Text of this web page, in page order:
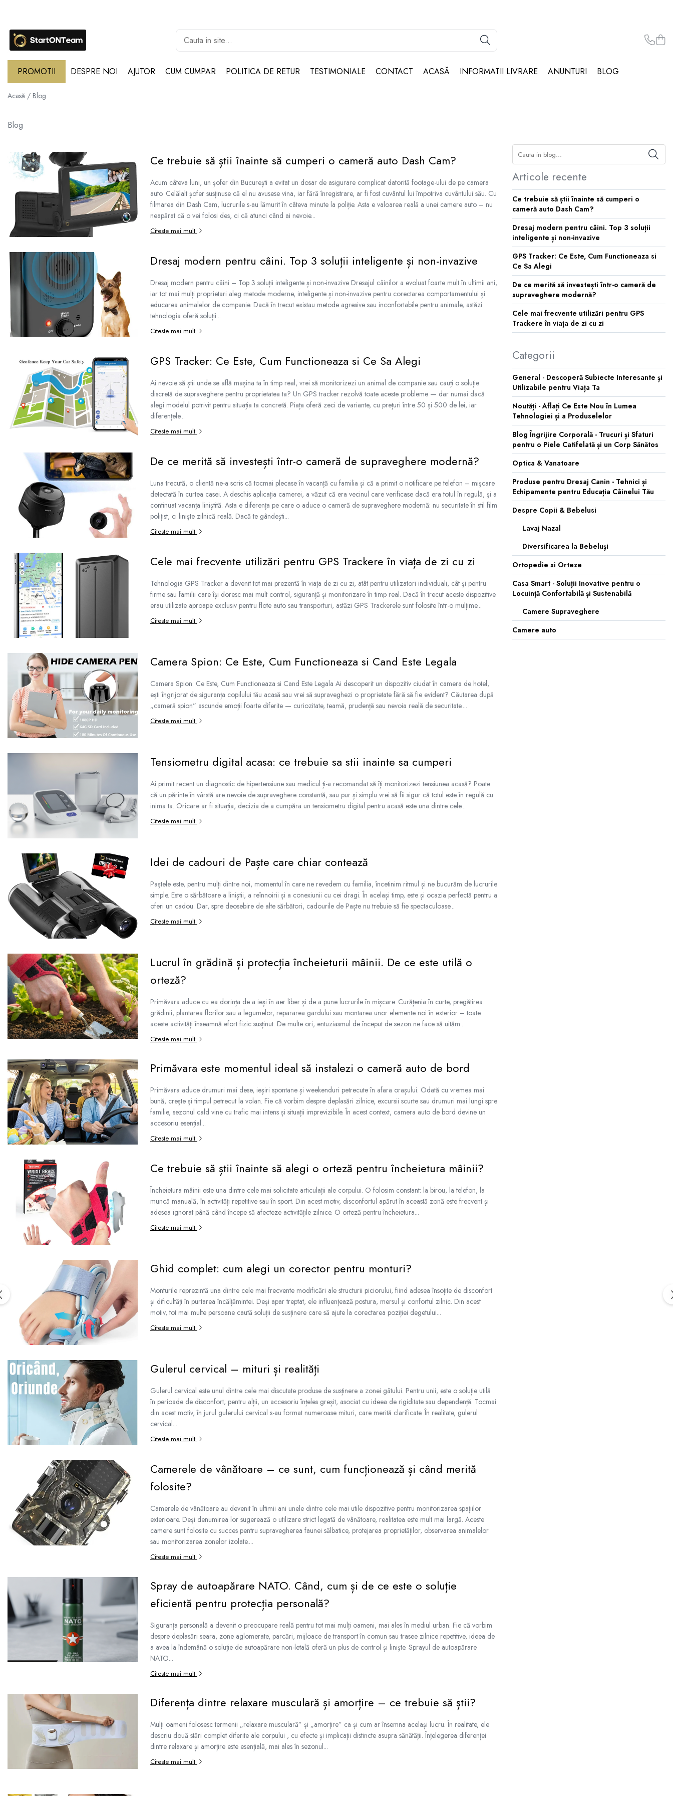
Promotii
Spray de autoaparare
Articole Copii
Jucarii
Irigatoare Nazale
Auto & Moto
GPS Tracker
Camere de Supraveghere
Camera Vanatoare
Camere Auto
Camere Exterior
Camere Spion
Control Acces & Accesorii
Accesorii
Interfoane Video
Dispozitive Ingrijire Corporala
Echipament Dresaj
– Dispozitive Profesionale de
Fluiere Anti-Latrat
Pet Care
Zgarda Electrica
Instrumente Optice
Binocluri Night Vision
Binocluri Optice
Lunete
Monocluri Profesionale
Monocluri Night Vision
Monocluri Optice
Trepiede
Lampi LED Smart
Ortopedie si Orteze
Aparate medicale
Produse ingrijire personala
Suporturi ortopedice si orteze
PROMOTII DESPRE NOI AJUTOR CUM CUMPAR POLITICA DE RETUR TESTIMONIALE CONTACT ACASĂ INFORMATII LIVRARE ANUNTURI BLOG
Acasă / Blog
Blog
Ce trebuie să știi înainte să cumperi o cameră auto Dash Cam?
Acum câteva luni, un șofer din București a evitat un dosar de asigurare complicat datorită footage-ului de pe camera
auto. Celălalt șofer susținuse că el nu avusese vina, iar fără înregistrare, ar fi fost cuvântul lui împotriva cuvântului său. Cu
filmarea din Dash Cam, lucrurile s-au lămurit în câteva minute la poliție. Asta e valoarea reală a unei camere auto – nu
neapărat că o vei folosi des, ci că atunci când ai nevoie...
Citeste mai mult
Dresaj modern pentru câini. Top 3 soluții inteligente și non-invazive
Dresaj modern pentru câini – Top 3 soluții inteligente și non-invazive Dresajul câinilor a evoluat foarte mult în ultimii ani,
iar tot mai mulți proprietari aleg metode moderne, inteligente și non-invazive pentru corectarea comportamentului și
educarea animalelor de companie. Dacă în trecut existau metode agresive sau inconfortabile pentru animale, astăzi
tehnologia oferă soluții...
Citeste mai mult
GPS Tracker: Ce Este, Cum Functioneaza si Ce Sa Alegi
Ai nevoie să știi unde se află mașina ta în timp real, vrei să monitorizezi un animal de companie sau cauți o soluție
discretă de supraveghere pentru proprietatea ta? Un GPS tracker rezolvă toate aceste probleme — dar numai dacă
alegi modelul potrivit pentru situația ta concretă. Piața oferă zeci de variante, cu prețuri între 50 și 500 de lei, iar
diferențele...
Citeste mai mult
De ce merită să investești într-o cameră de supraveghere modernă?
Luna trecută, o clientă ne-a scris că tocmai plecase în vacanță cu familia și că a primit o notificare pe telefon – mișcare
detectată în curtea casei. A deschis aplicația camerei, a văzut că era vecinul care verificase dacă era totul în regulă, și a
continuat vacanța liniștită. Asta e diferența pe care o aduce o cameră de supraveghere modernă: nu securitate în stil film
polițist, ci liniște zilnică reală. Dacă te gândești...
Citeste mai mult
Cele mai frecvente utilizări pentru GPS Trackere în viața de zi cu zi
Tehnologia GPS Tracker a devenit tot mai prezentă în viața de zi cu zi, atât pentru utilizatori individuali, cât și pentru
firme sau familii care își doresc mai mult control, siguranță și monitorizare în timp real. Dacă în trecut aceste dispozitive
erau utilizate aproape exclusiv pentru flote auto sau transporturi, astăzi GPS Trackerele sunt folosite într-o mulțime...
Citeste mai mult
Camera Spion: Ce Este, Cum Functioneaza si Cand Este Legala
Camera Spion: Ce Este, Cum Functioneaza si Cand Este Legala Ai descoperit un dispozitiv ciudat în camera de hotel,
ești îngrijorat de siguranța copilului tău acasă sau vrei să supraveghezi o proprietate fără să fie evident? Căutarea după
„cameră spion" ascunde emoții foarte diferite — curiozitate, teamă, prudență sau nevoia reală de securitate....
Citeste mai mult
Tensiometru digital acasa: ce trebuie sa stii inainte sa cumperi
Ai primit recent un diagnostic de hipertensiune sau medicul ți-a recomandat să îți monitorizezi tensiunea acasă? Poate
că un părinte în vârstă are nevoie de supraveghere constantă, sau pur și simplu vrei să fii sigur că totul este în regulă cu
inima ta. Oricare ar fi situația, decizia de a cumpăra un tensiometru digital pentru acasă este una dintre cele...
Citeste mai mult
Idei de cadouri de Paște care chiar contează
Paștele este, pentru mulți dintre noi, momentul în care ne revedem cu familia, încetinim ritmul și ne bucurăm de lucrurile
simple. Este o sărbătoare a liniștii, a reînnoirii și a conexiunii cu cei dragi. În același timp, este și ocazia perfectă pentru a
oferi un cadou. Dar, spre deosebire de alte sărbători, cadourile de Paște nu trebuie să fie spectaculoase...
Citeste mai mult
Lucrul în grădină și protecția încheieturii mâinii. De ce este utilă o
orteză?
Primăvara aduce cu ea dorința de a ieși în aer liber și de a pune lucrurile în mișcare. Curățenia în curte, pregătirea
grădinii, plantarea florilor sau a legumelor, repararea gardului sau montarea unor elemente noi în exterior – toate
aceste activități înseamnă efort fizic susținut. De multe ori, entuziasmul de început de sezon ne face să uităm...
Citeste mai mult
Primăvara este momentul ideal să instalezi o cameră auto de bord
Primăvara aduce drumuri mai dese, ieșiri spontane și weekenduri petrecute în afara orașului. Odată cu vremea mai
bună, crește și timpul petrecut la volan. Fie că vorbim despre deplasări zilnice, excursii scurte sau drumuri mai lungi spre
familie, sezonul cald vine cu trafic mai intens și situații imprevizibile. În acest context, camera auto de bord devine un
accesoriu esențial...
Citeste mai mult
Ce trebuie să știi înainte să alegi o orteză pentru încheietura mâinii?
Încheietura mâinii este una dintre cele mai solicitate articulații ale corpului. O folosim constant: la birou, la telefon, la
muncă manuală, în activități repetitive sau în sport. Din acest motiv, disconfortul apărut în această zonă este frecvent și
adesea ignorat până când începe să afecteze activitățile zilnice. O orteză pentru încheietura...
Citeste mai mult
Ghid complet: cum alegi un corector pentru monturi?
Monturile reprezintă una dintre cele mai frecvente modificări ale structurii piciorului, fiind adesea însoțite de disconfort
și dificultăți în purtarea încălțămintei. Deși apar treptat, ele influențează postura, mersul și confortul zilnic. Din acest
motiv, tot mai multe persoane caută soluții de susținere care să ajute la corectarea poziției degetului...
Citeste mai mult
Gulerul cervical – mituri și realități
Gulerul cervical este unul dintre cele mai discutate produse de susținere a zonei gâtului. Pentru unii, este o soluție utilă
în perioade de disconfort; pentru alții, un accesoriu înțeles greșit, asociat cu ideea de rigiditate sau dependență. Tocmai
din acest motiv, în jurul gulerului cervical s-au format numeroase mituri, care merită clarificate. În realitate, gulerul
cervical...
Citeste mai mult
Camerele de vânătoare – ce sunt, cum funcționează și când merită
folosite?
Camerele de vânătoare au devenit în ultimii ani unele dintre cele mai utile dispozitive pentru monitorizarea spațiilor
exterioare. Deși denumirea lor sugerează o utilizare strict legată de vânătoare, realitatea este mult mai largă. Aceste
camere sunt folosite cu succes pentru supravegherea faunei sălbatice, protejarea proprietăților, observarea animalelor
sau monitorizarea zonelor izolate....
Citeste mai mult
Spray de autoapărare NATO. Când, cum și de ce este o soluție
eficientă pentru protecția personală?
Siguranța personală a devenit o preocupare reală pentru tot mai mulți oameni, mai ales în mediul urban. Fie că vorbim
despre deplasări seara, zone aglomerate, parcări, mijloace de transport în comun sau trasee zilnice repetitive, ideea de
a avea la îndemână o soluție de autoapărare non-letală oferă un plus de control și liniște. Sprayul de autoapărare
NATO...
Citeste mai mult
Diferența dintre relaxare musculară și amorțire – ce trebuie să știi?
Mulți oameni folosesc termenii „relaxare musculară” și „amorțire” ca și cum ar însemna același lucru. În realitate, ele
descriu două stări complet diferite ale corpului , cu efecte și implicații distincte asupra sănătății. Înțelegerea diferenței
dintre relaxare și amorțire este esențială, mai ales în sezonul...
Citeste mai mult
Articole recente
Ce trebuie să știi înainte să cumperi o
cameră auto Dash Cam?
Dresaj modern pentru câini. Top 3 soluții
inteligente și non-invazive
GPS Tracker: Ce Este, Cum Functioneaza si
Ce Sa Alegi
De ce merită să investești într-o cameră de
supraveghere modernă?
Cele mai frecvente utilizări pentru GPS
Trackere în viața de zi cu zi
Categorii
General - Descoperă Subiecte Interesante și
Utilizabile pentru Viața Ta
Noutăți - Aflați Ce Este Nou în Lumea
Tehnologiei și a Produselelor
Blog Îngrijire Corporală - Trucuri și Sfaturi
pentru o Piele Catifelată și un Corp Sănătos
Optica & Vanatoare
Produse pentru Dresaj Canin - Tehnici și
Echipamente pentru Educația Câinelui Tău
Despre Copii & Bebelusi
Lavaj Nazal
Diversificarea la Bebeluși
Ortopedie si Orteze
Casa Smart - Soluții Inovative pentru o
Locuință Confortabilă și Sustenabilă
Camere Supraveghere
Camere auto